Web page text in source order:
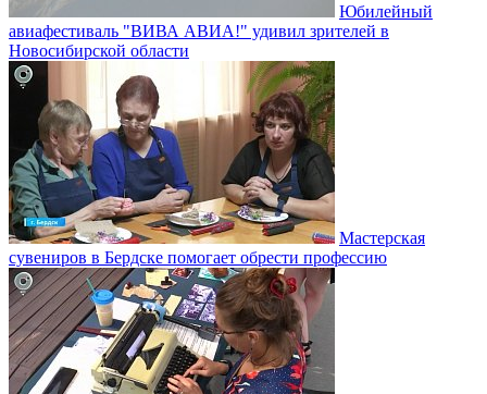
Юбилейный
авиафестиваль "ВИВА АВИА!" удивил зрителей в
Новосибирской области
Мастерская
сувениров в Бердске помогает обрести профессию